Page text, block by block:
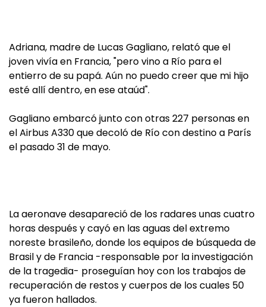
Adriana, madre de Lucas Gagliano, relató que el
joven vivía en Francia, "pero vino a Río para el
entierro de su papá. Aún no puedo creer que mi hijo
esté allí dentro, en ese ataúd".
Gagliano embarcó junto con otras 227 personas en
el Airbus A330 que decoló de Río con destino a París
el pasado 31 de mayo.
La aeronave desapareció de los radares unas cuatro
horas después y cayó en las aguas del extremo
noreste brasileño, donde los equipos de búsqueda de
Brasil y de Francia -responsable por la investigación
de la tragedia- proseguían hoy con los trabajos de
recuperación de restos y cuerpos de los cuales 50
ya fueron hallados.